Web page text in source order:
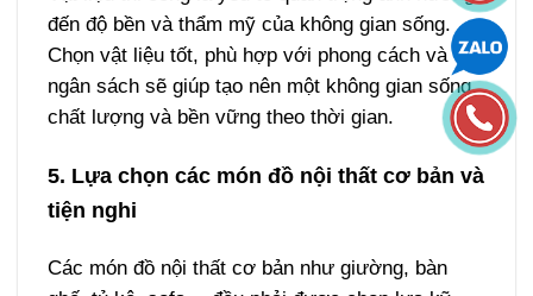
đến độ bền và thẩm mỹ của không gian sống.
Chọn vật liệu tốt, phù hợp với phong cách và
ngân sách sẽ giúp tạo nên một không gian sống
chất lượng và bền vững theo thời gian.
5. Lựa chọn các món đồ nội thất cơ bản và
tiện nghi
Các món đồ nội thất cơ bản như giường, bàn